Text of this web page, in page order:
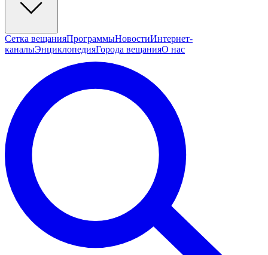
Сетка вещанияПрограммыНовостиИнтернет-
каналыЭнциклопедияГорода вещанияО нас